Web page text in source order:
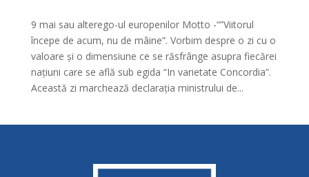
9 mai sau alterego-ul europenilor Motto -“”Viitorul
începe de acum, nu de mâine”. Vorbim despre o zi cu o
valoare și o dimensiune ce se răsfrânge asupra fiecărei
națiuni care se află sub egida “In varietate Concordia”.
Această zi marchează declarația ministrului de...